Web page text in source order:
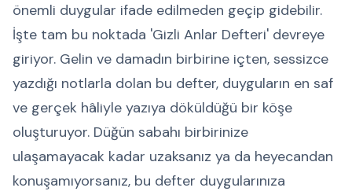
önemli duygular ifade edilmeden geçip gidebilir.
İşte tam bu noktada 'Gizli Anlar Defteri' devreye
giriyor. Gelin ve damadın birbirine içten, sessizce
yazdığı notlarla dolan bu defter, duyguların en saf
ve gerçek hâliyle yazıya döküldüğü bir köşe
oluşturuyor. Düğün sabahı birbirinize
ulaşamayacak kadar uzaksanız ya da heyecandan
konuşamıyorsanız, bu defter duygularınıza